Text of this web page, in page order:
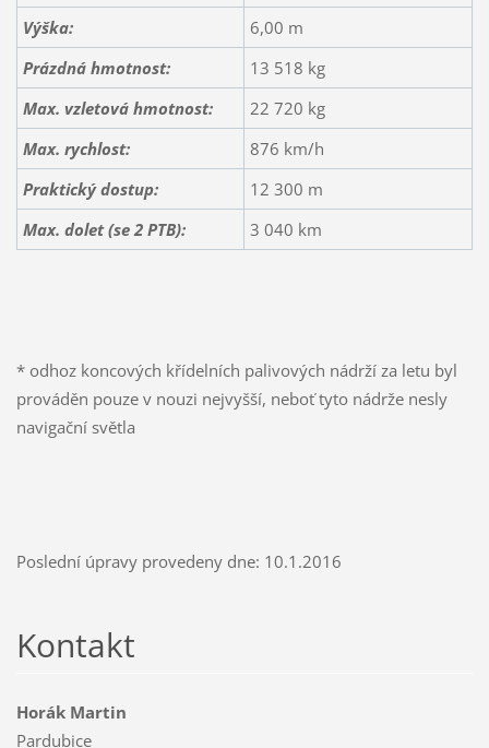
Výška:
6,00 m
Prázdná hmotnost:
13 518 kg
Max. vzletová hmotnost:
22 720 kg
Max. rychlost:
876 km/h
Praktický dostup:
12 300 m
Max. dolet (se 2 PTB):
3 040 km
* odhoz koncových křídelních palivových nádrží za letu byl
prováděn pouze v nouzi nejvyšší, neboť tyto nádrže nesly
navigační světla
Poslední úpravy provedeny dne: 10.1.2016
Kontakt
Horák Martin
Pardubice